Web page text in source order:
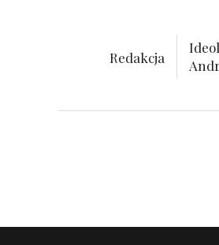
Redakcja